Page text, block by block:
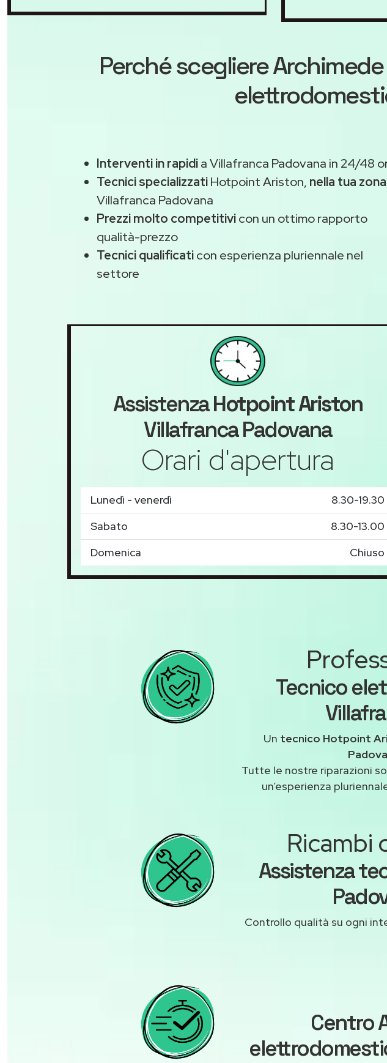
Perché scegliere
Interventi in rapidia Villafranca Padovana in 24/48
Tecnici specializzatiHotpoint Ariston, nella tua zona
Villafranca Padovana
Prezzi molto competitivicon un ottimo rapporto
qualità-prezzo
Tecnici qualificaticon esperienza pluriennale nel
settore
AssistenzaHotpoint Ariston
Villafranca Padovana
Orari d'apertura
Lunedì - venerdì
8.30-19.30
Sabato
8.30-13.00
Domenica
Chiuso
Tecnico
Un tecnico Hotpoint
Tutte le nostre riparazioni
un’esperienza
Ricambi
Assistenza
Controllo qualità su ogni
Centro